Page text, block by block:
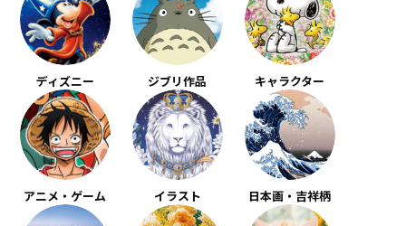
ディズニー ジブリ作品 キャラクター
アニメ・ゲーム イラスト 日本画・吉祥柄